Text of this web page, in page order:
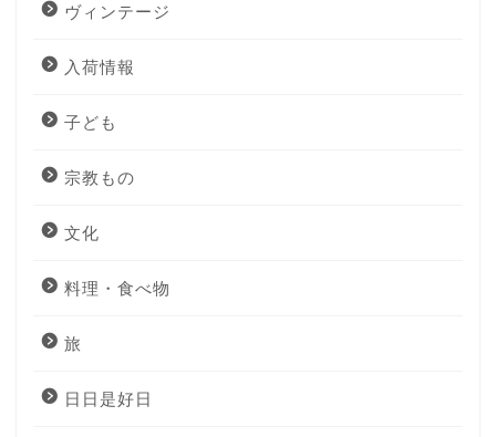
ヴィンテージ
入荷情報
子ども
宗教もの
文化
料理・食べ物
旅
日日是好日